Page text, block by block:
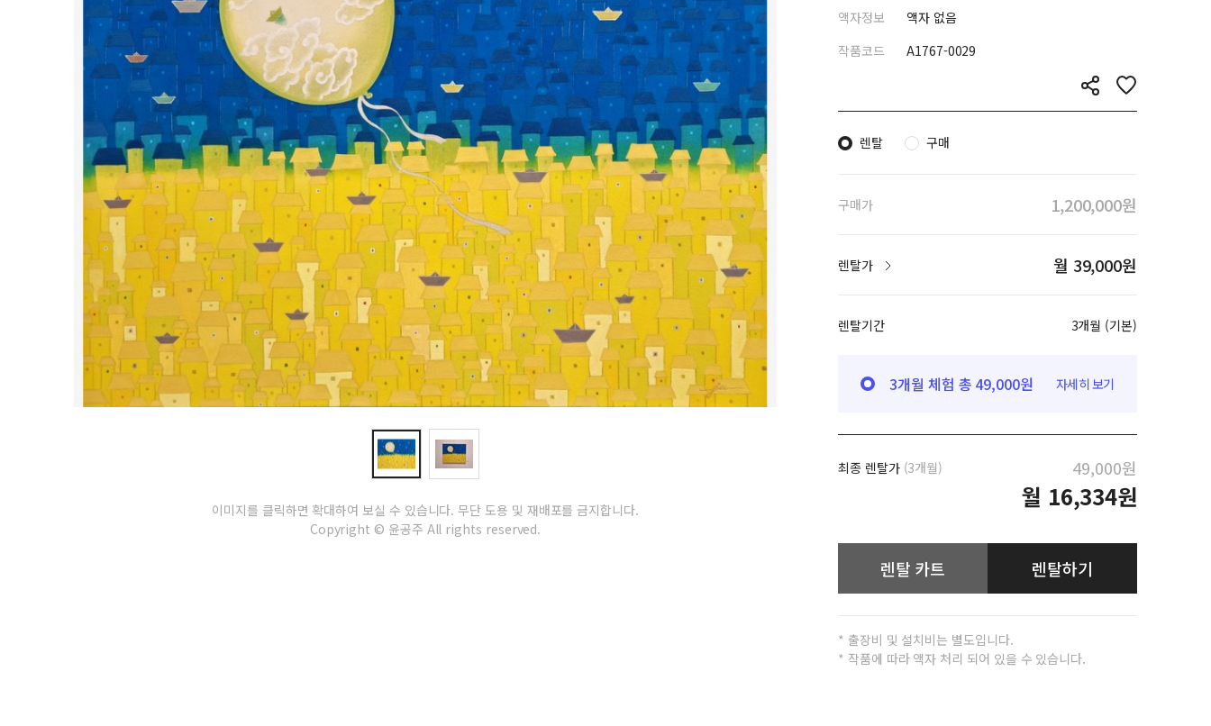
이미지를 클릭하면 확대하여 보실 수 있습니다. 무단 도용 및 재배포를 금지합니다.
Copyright © 윤공주 All rights reserved.
액자정보
액자 없음
작품코드
A1767-0029
렌탈 구매
구매가 1,200,000원
렌탈가 월 39,000원
렌탈기간 3개월 (기본)
3개월 체험 총 49,000원 자세히 보기
최종 렌탈가(3개월) 49,000원
월 16,334원
렌탈 카트 렌탈하기
* 출장비 및 설치비는 별도입니다.
* 작품에 따라 액자 처리 되어 있을 수 있습니다.